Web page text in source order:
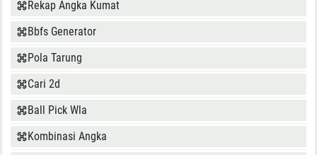
Rekap Angka Kumat
Bbfs Generator
Pola Tarung
Cari 2d
Ball Pick Wla
Kombinasi Angka